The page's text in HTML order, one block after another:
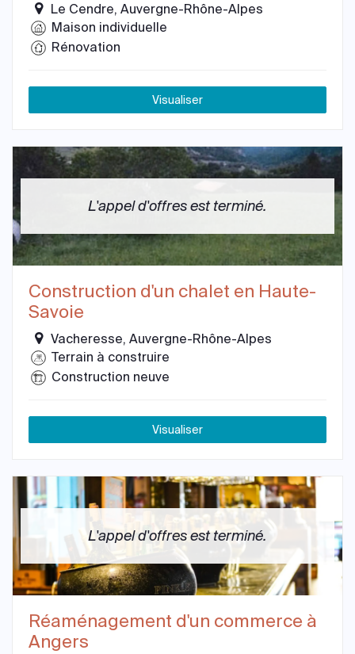
Le Cendre, Auvergne-Rhône-Alpes
Maison individuelle
Rénovation
Visualiser
L'appel d'offres est terminé.
Construction d'un chalet en Haute-
Savoie
Vacheresse, Auvergne-Rhône-Alpes
Terrain à construire
Construction neuve
Visualiser
L'appel d'offres est terminé.
Réaménagement d'un commerce à
Angers